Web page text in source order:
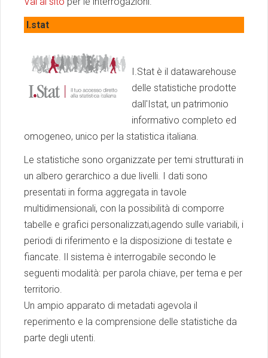
I.stat
I.Stat è il datawarehouse
delle statistiche prodotte
dall'Istat, un patrimonio
informativo completo ed
omogeneo, unico per la statistica italiana.
Le statistiche sono organizzate per temi strutturati in
un albero gerarchico a due livelli. I dati sono
presentati in forma aggregata in tavole
multidimensionali, con la possibilità di comporre
tabelle e grafici personalizzati,agendo sulle variabili, i
periodi di riferimento e la disposizione di testate e
fiancate. Il sistema è interrogabile secondo le
seguenti modalità: per parola chiave, per tema e per
territorio.
Un ampio apparato di metadati agevola il
reperimento e la comprensione delle statistiche da
parte degli utenti.